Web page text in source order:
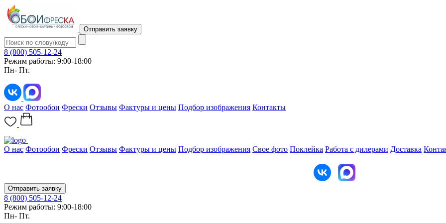
Отправить заявку
8 (800) 505-12-24
Режим работы: 9:00-18:00
Пн- Пт.
О нас Фотообои Фрески Отзывы Фактуры и цены Подбор изображения Контакты
О нас Фотообои Фрески Отзывы Фактуры и цены Подбор изображения Свое фото Поклейка Работа с дилерами Доставка
Отправить заявку
8 (800) 505-12-24
Режим работы: 9:00-18:00
Пн- Пт.